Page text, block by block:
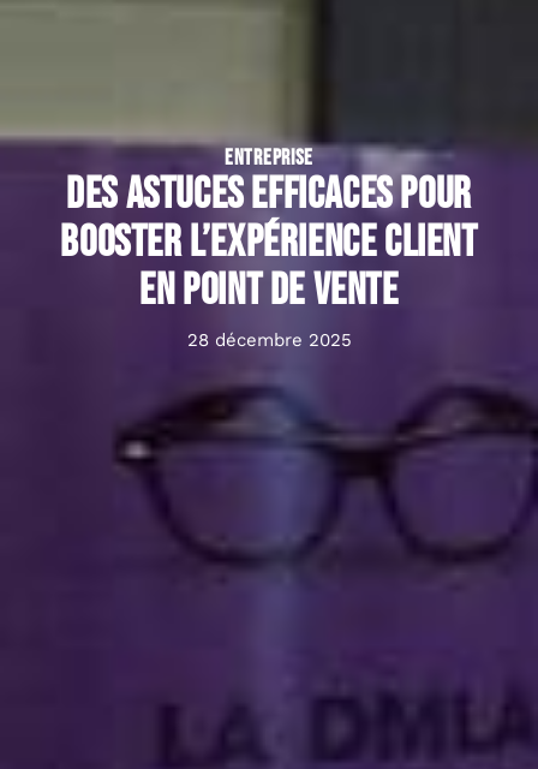
ENTREPRISE
Des astuces efficaces pour
booster l’expérience client
en point de vente
28 décembre 2025